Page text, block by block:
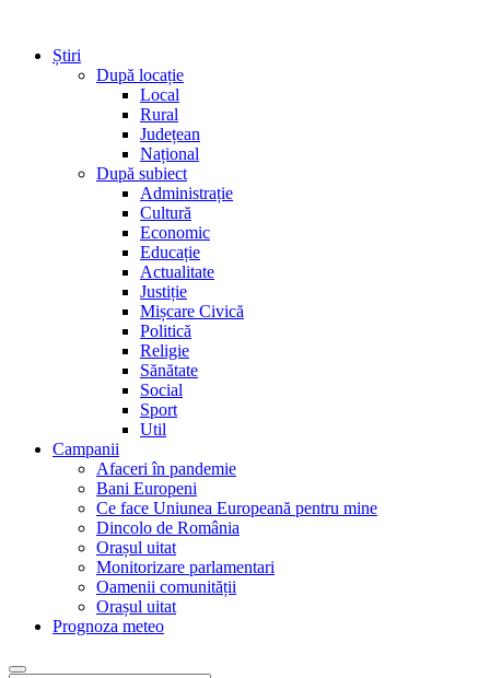
Știri
După locație
Local
Rural
Județean
Național
După subiect
Administrație
Cultură
Economic
Educație
Actualitate
Justiție
Mișcare Civică
Politică
Religie
Sănătate
Social
Sport
Util
Campanii
Afaceri în pandemie
Bani Europeni
Ce face Uniunea Europeană pentru mine
Dincolo de România
Orașul uitat
Monitorizare parlamentari
Oamenii comunității
Orașul uitat
Prognoza meteo